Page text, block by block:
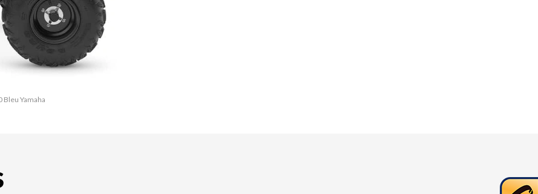
Yamaha